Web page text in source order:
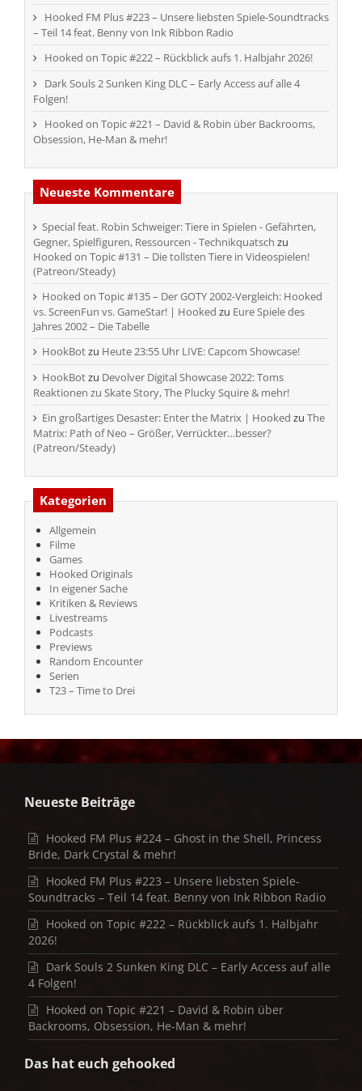
Hooked FM Plus #223 – Unsere liebsten Spiele-Soundtracks
– Teil 14 feat. Benny von Ink Ribbon Radio
Hooked on Topic #222 – Rückblick aufs 1. Halbjahr 2026!
Dark Souls 2 Sunken King DLC – Early Access auf alle 4
Folgen!
Hooked on Topic #221 – David & Robin über Backrooms,
Obsession, He-Man & mehr!
Neueste Kommentare
Special feat. Robin Schweiger: Tiere in Spielen - Gefährten,
Gegner, Spielfiguren, Ressourcen - Technikquatsch zu
Hooked on Topic #131 – Die tollsten Tiere in Videospielen!
(Patreon/Steady)
Hooked on Topic #135 – Der GOTY 2002-Vergleich: Hooked
vs. ScreenFun vs. GameStar! | Hooked zu Eure Spiele des
Jahres 2002 – Die Tabelle
HookBotzu Heute 23:55 Uhr LIVE: Capcom Showcase!
HookBotzu Devolver Digital Showcase 2022: Toms
Reaktionen zu Skate Story, The Plucky Squire & mehr!
Ein großartiges Desaster: Enter the Matrix | Hooked zu The
Matrix: Path of Neo – Größer, Verrückter…besser?
(Patreon/Steady)
Kategorien
Allgemein
Filme
Games
Hooked Originals
In eigener Sache
Kritiken & Reviews
Livestreams
Podcasts
Previews
Random Encounter
Serien
T23 – Time to Drei
Neueste Beiträge
Hooked FM Plus #224 – Ghost in the Shell, Princess
Bride, Dark Crystal & mehr!
Hooked FM Plus #223 – Unsere liebsten Spiele-
Soundtracks – Teil 14 feat. Benny von Ink Ribbon Radio
Hooked on Topic #222 – Rückblick aufs 1. Halbjahr
2026!
Dark Souls 2 Sunken King DLC – Early Access auf alle
4 Folgen!
Hooked on Topic #221 – David & Robin über
Backrooms, Obsession, He-Man & mehr!
Das hat euch gehooked